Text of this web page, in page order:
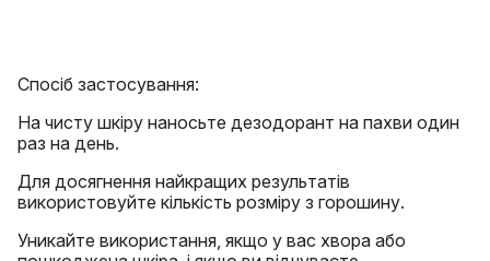
Спосіб застосування:
На чисту шкіру наносьте дезодорант на пахви один
раз на день.
Для досягнення найкращих результатів
використовуйте кількість розміру з горошину.
Уникайте використання, якщо у вас хвора або